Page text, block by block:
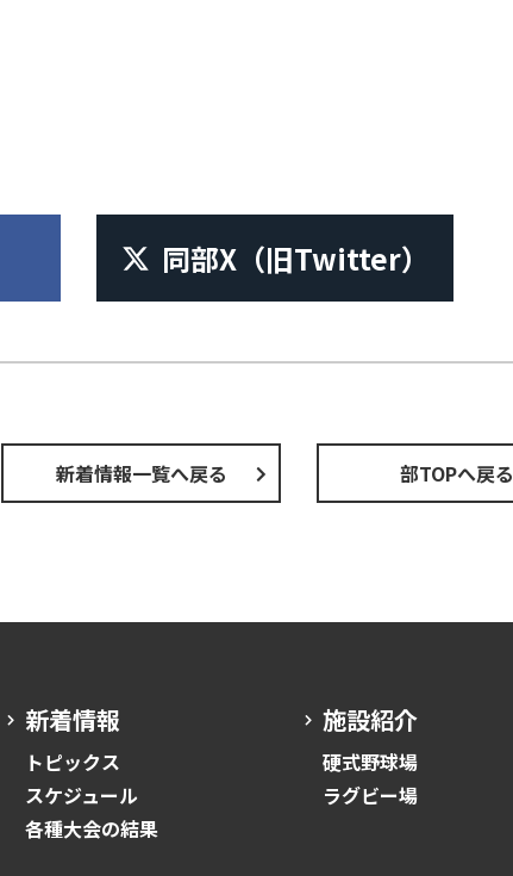
同部X（旧Twitter）
新着情報一覧へ戻る 部TOPへ戻る
新着情報
トピックス
スケジュール
各種大会の結果
施設紹介
硬式野球場
ラグビー場